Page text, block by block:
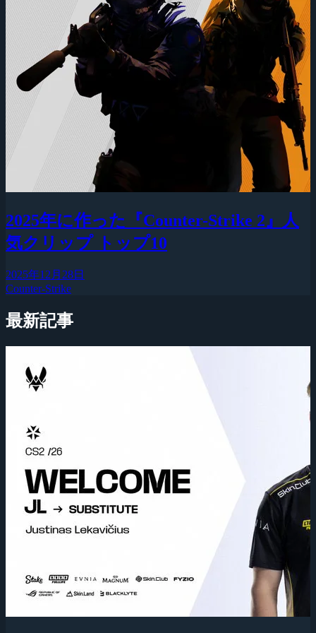
2025年に作った『Counter-Strike 2』人
気クリップ トップ10
2025年12月28日
Counter-Strike
最新記事